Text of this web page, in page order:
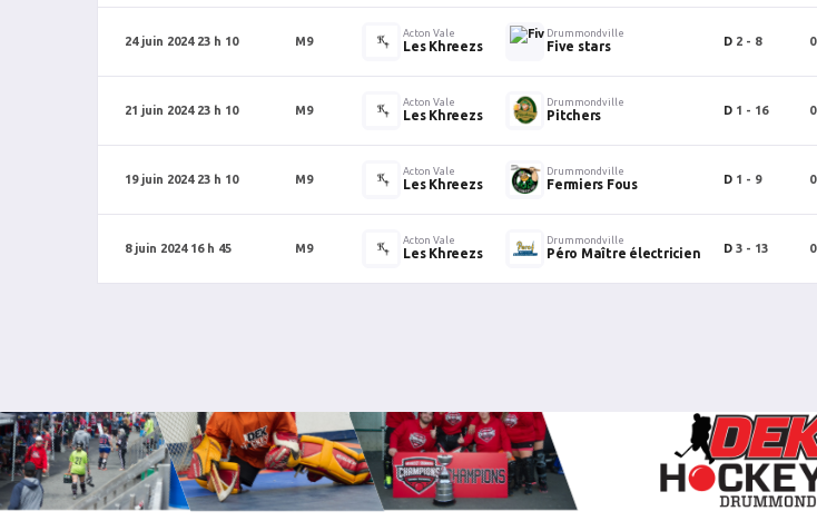
24 juin 2024 23 h 10 M9
Acton Vale
Les Khreezs
Drummondville
Five stars D 2 - 8 0
21 juin 2024 23 h 10 M9
Acton Vale
Les Khreezs
Drummondville
Pitchers D 1 - 16 0
19 juin 2024 23 h 10 M9
Acton Vale
Les Khreezs
Drummondville
Fermiers Fous D 1 - 9 0
8 juin 2024 16 h 45 M9
Acton Vale
Les Khreezs
Drummondville
Péro Maître électricien D 3 - 13 0